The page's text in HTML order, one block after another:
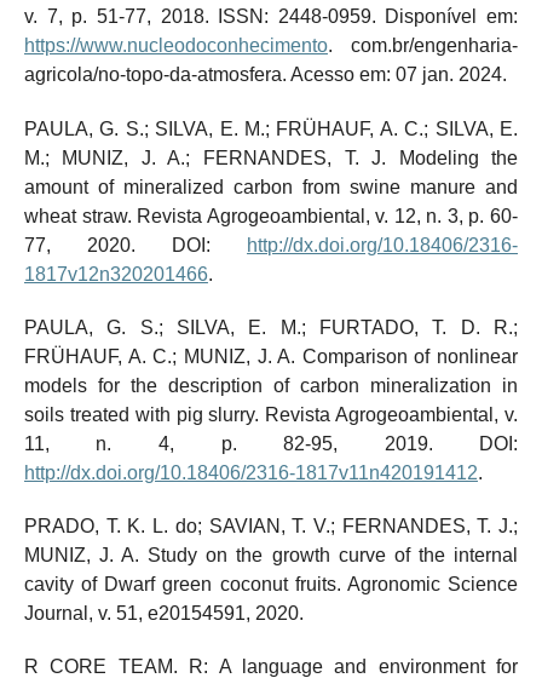
v. 7, p. 51-77, 2018. ISSN: 2448-0959. Disponível em:
https://www.nucleodoconhecimento. com.br/engenharia-
agricola/no-topo-da-atmosfera. Acesso em: 07 jan. 2024.
PAULA, G. S.; SILVA, E. M.; FRÜHAUF, A. C.; SILVA, E.
M.; MUNIZ, J. A.; FERNANDES, T. J. Modeling the
amount of mineralized carbon from swine manure and
wheat straw. Revista Agrogeoambiental, v. 12, n. 3, p. 60-
77, 2020. DOI:
http://dx.doi.org/10.18406/2316-
1817v12n320201466.
PAULA, G. S.; SILVA, E. M.; FURTADO, T. D. R.;
FRÜHAUF, A. C.; MUNIZ, J. A. Comparison of nonlinear
models for the description of carbon mineralization in
soils treated with pig slurry. Revista Agrogeoambiental, v.
11, n. 4, p. 82-95, 2019. DOI:
http://dx.doi.org/10.18406/2316-1817v11n420191412.
PRADO, T. K. L. do; SAVIAN, T. V.; FERNANDES, T. J.;
MUNIZ, J. A. Study on the growth curve of the internal
cavity of Dwarf green coconut fruits. Agronomic Science
Journal, v. 51, e20154591, 2020.
R CORE TEAM. R: A language and environment for